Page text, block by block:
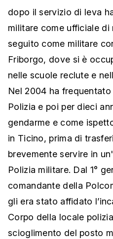
dopo il servizio di leva
militare come ufficiale di
seguito come militare
Friborgo, dove si è
nelle scuole reclute e
Nel 2004 ha
Polizia e poi per dieci
gendarme e come
in Ticino, prima di
brevemente servire in
Polizia militare. Dal 1°
comandante della
gli era stato affidato
Corpo della locale
scioglimento del posto